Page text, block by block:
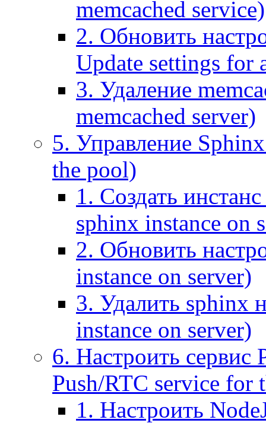
memcached service)
2. Обновить
Update settings for
3. Удаление
memcached server)
5. Управление
the pool)
1. Создать
sphinx instance on
2. Обновить
instance on server)
3. Удалить sphinx
instance on server)
6. Настроить
Push/RTC service for
1. Настроить